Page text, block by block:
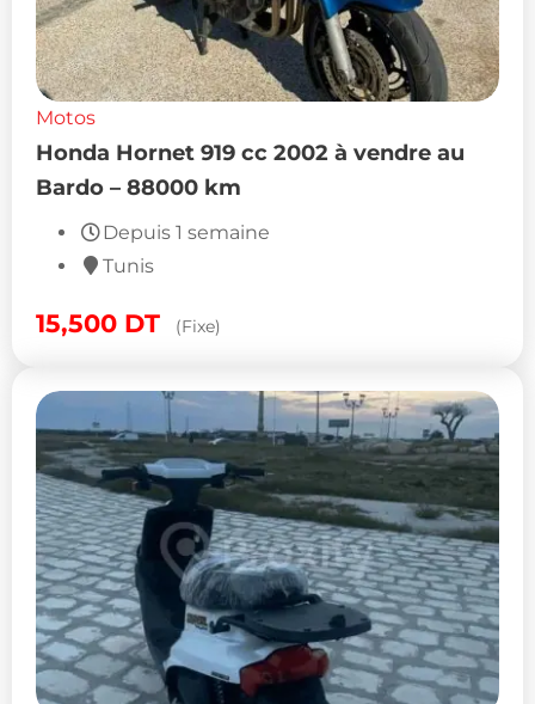
Motos
Honda Hornet 919 cc 2002 à vendre au
Bardo – 88000 km
Depuis 1 semaine
Tunis
15,500 DT (Fixe)